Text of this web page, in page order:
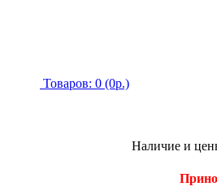
Товаров: 0 (0р.)
Наличие и